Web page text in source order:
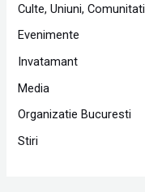
Culte, Uniuni, Comunitati
Evenimente
Invatamant
Media
Organizatie Bucuresti
Stiri